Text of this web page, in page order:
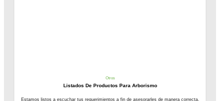
Otros
Listados De Productos Para Arborismo
Estamos listos a escuchar tus requerimientos a fin de asesorarles de manera correcta,